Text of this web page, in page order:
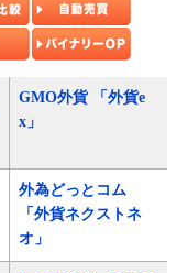
GMO外貨 「外貨e
x」
外為どっとコム
「外貨ネクストネ
オ」